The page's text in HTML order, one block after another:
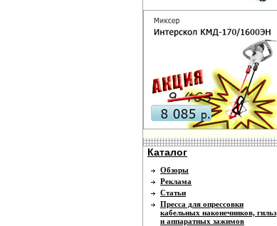
Каталог
Обзоры
Реклама
Статьи
Пресса для опрессовки
кабельных наконечников, гильз
и аппаратных зажимов